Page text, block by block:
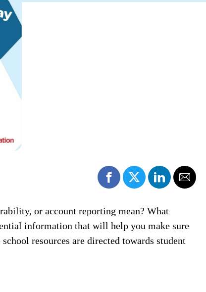
or account reporting mean? What
information that will help you make sure
resources are directed towards student